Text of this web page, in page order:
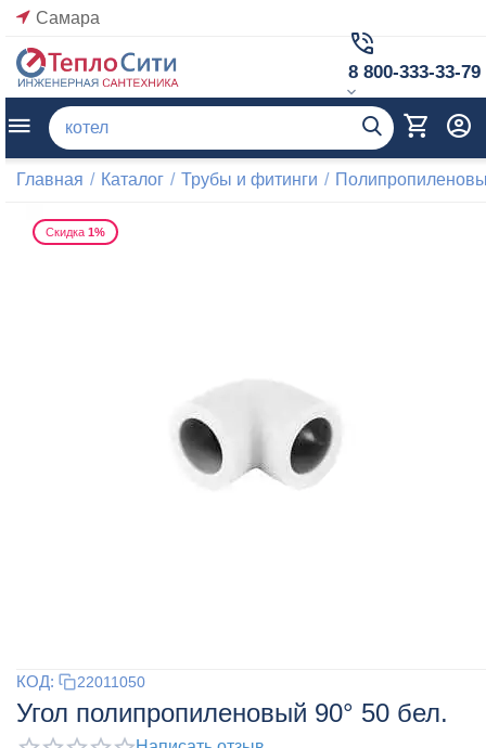
Самара
8 800-333-33-79
Главная / Каталог / Трубы и фитинги /
Скидка 1%
КОД: 22011050
Угол полипропиленовый 90° 50 бел.